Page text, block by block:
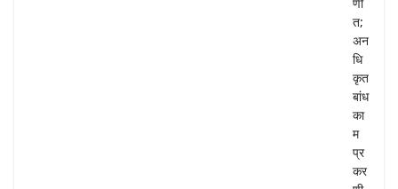
त;
अन
धि
कृत
बांध
का
म
प्र
कर